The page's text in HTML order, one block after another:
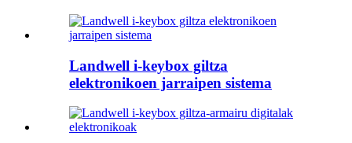
Landwell i-keybox giltza
elektronikoen jarraipen sistema